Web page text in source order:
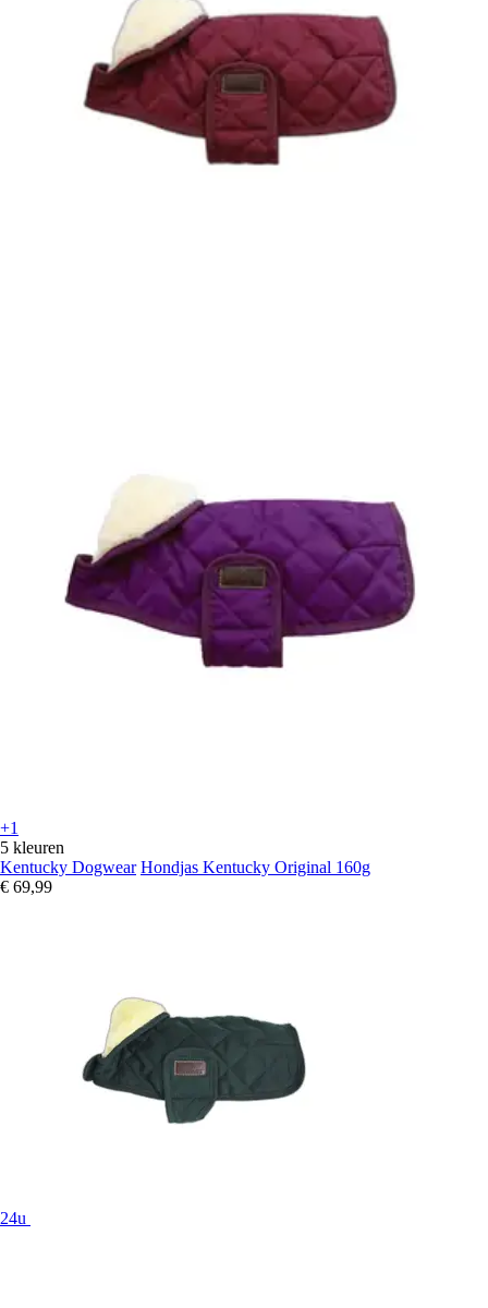
+1
5 kleuren
Kentucky Dogwear Hondjas Kentucky Original 160g
€ 69,99
24u